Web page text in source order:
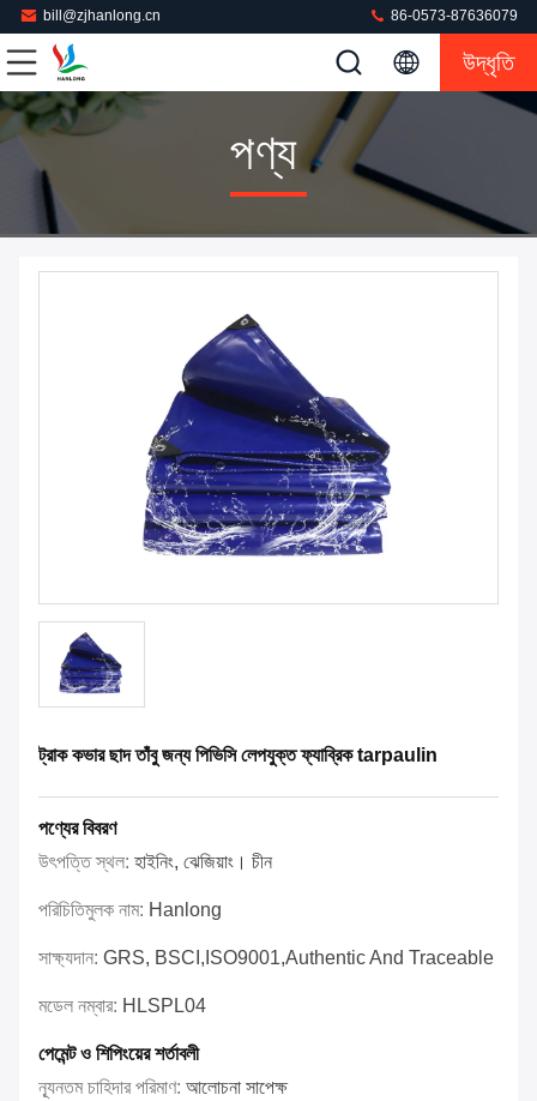
bill@zjhanlong.cn 86-0573-87636079
উদ্ধৃতি
পণ্য
ট্রাক কভার ছাদ তাঁবু জন্য পিভিসি লেপযুক্ত ফ্যাব্রিক tarpaulin
পণ্যের বিবরণ
উৎপত্তি স্থল: হাইনিং, ঝেজিয়াং। চীন
পরিচিতিমুলক নাম: Hanlong
সাক্ষ্যদান: GRS, BSCI,ISO9001,Authentic And Traceable
মডেল নম্বার: HLSPL04
পেমেন্ট ও শিপিংয়ের শর্তাবলী
ন্যূনতম চাহিদার পরিমাণ: আলোচনা সাপেক্ষ